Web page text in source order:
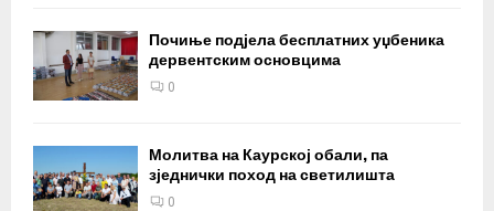
Почиње подјела бесплатних уџбеника
дервентским основцима
0
Молитва на Каурској обали, па
зједнички поход на светилишта
0